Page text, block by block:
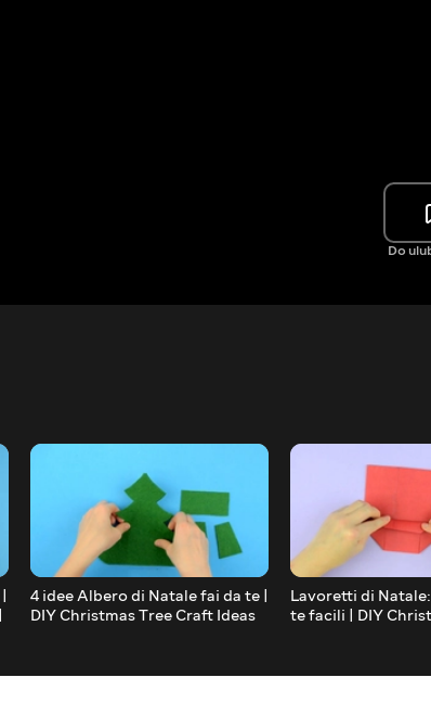
Do
4 idee Albero di Natale fai da te |
DIY Christmas Tree Craft Ideas
Lavoretti di
te facili | DIY